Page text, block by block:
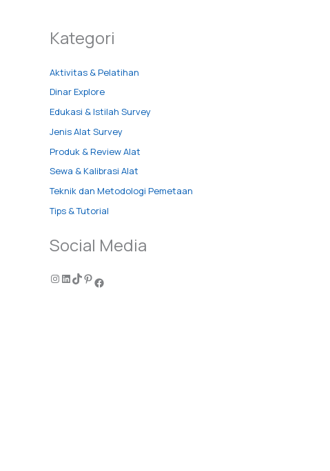
Kategori
Aktivitas & Pelatihan
Dinar Explore
Edukasi & Istilah Survey
Jenis Alat Survey
Produk & Review Alat
Sewa & Kalibrasi Alat
Teknik dan Metodologi Pemetaan
Tips & Tutorial
Social Media